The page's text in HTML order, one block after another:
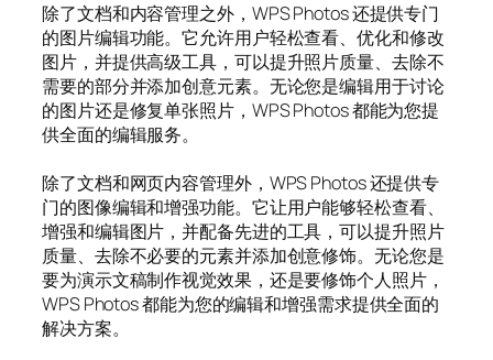
除了文档和内容管理之外，WPS Photos 还提供专门
的图片编辑功能。它允许用户轻松查看、优化和修改
图片，并提供高级工具，可以提升照片质量、去除不
需要的部分并添加创意元素。无论您是编辑用于讨论
的图片还是修复单张照片，WPS Photos 都能为您提
供全面的编辑服务。
除了文档和网页内容管理外，WPS Photos 还提供专
门的图像编辑和增强功能。它让用户能够轻松查看、
增强和编辑图片，并配备先进的工具，可以提升照片
质量、去除不必要的元素并添加创意修饰。无论您是
要为演示文稿制作视觉效果，还是要修饰个人照片，
WPS Photos 都能为您的编辑和增强需求提供全面的
解决方案。